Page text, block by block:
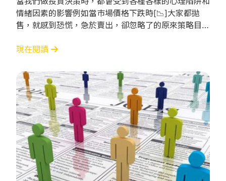
情緒因素的影響例如當巿場價格下跌時[📉]大家都拋
售，就感到恐慌，急於賣出，卻忽略了的原來策略目
向相信並遵循他人的行為，特別是在不確定的情況下，
型的"羊群效應" 損失厭惡 由於討厭損失，我們寧願承
擔風險去避免損失，而非去追求收益這往往導致我們做
出非
現在閱讀